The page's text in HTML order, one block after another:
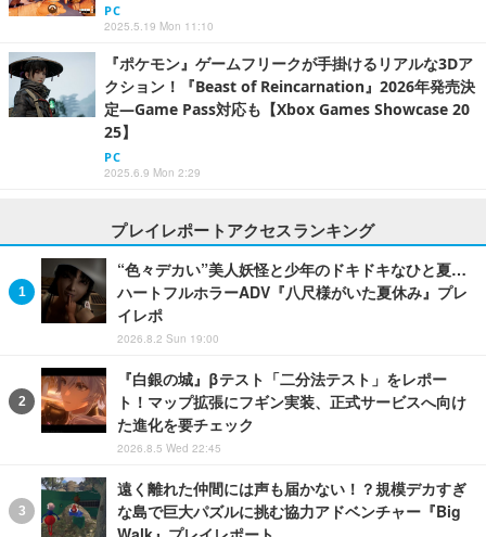
PC
2025.5.19 Mon 11:10
『ポケモン』ゲームフリークが手掛けるリアルな3Dア
クション！『Beast of Reincarnation』2026年発売決
定―Game Pass対応も【Xbox Games Showcase 20
25】
PC
2025.6.9 Mon 2:29
プレイレポートアクセスランキング
“色々デカい”美人妖怪と少年のドキドキなひと夏…
ハートフルホラーADV『八尺様がいた夏休み』プレ
イレポ
2026.8.2 Sun 19:00
『白銀の城』βテスト「二分法テスト」をレポー
ト！マップ拡張にフギン実装、正式サービスへ向け
た進化を要チェック
2026.8.5 Wed 22:45
遠く離れた仲間には声も届かない！？規模デカすぎ
な島で巨大パズルに挑む協力アドベンチャー『Big
Walk』プレイレポート